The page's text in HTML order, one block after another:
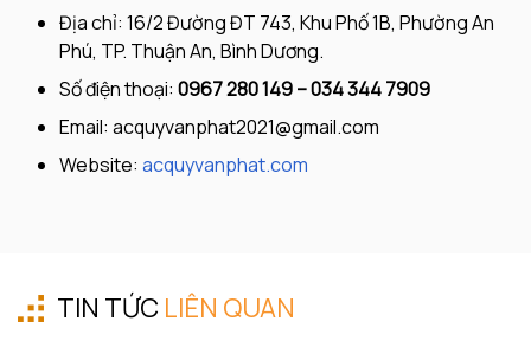
Địa chỉ: 16/2 Đường ĐT 743, Khu Phố 1B, Phường An
Phú, TP. Thuận An, Bình Dương.
Số điện thoại: 0967 280 149 – 034 344 7909
Email: acquyvanphat2021@gmail.com
Website: acquyvanphat.com
TIN TỨC LIÊN QUAN